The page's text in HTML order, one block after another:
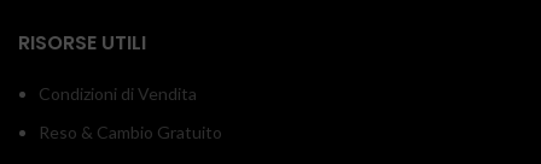
RISORSE UTILI
Condizioni di Vendita
Reso & Cambio Gratuito